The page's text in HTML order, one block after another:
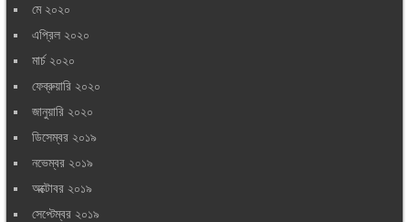
মে ২০২০
এপ্রিল ২০২০
মার্চ ২০২০
ফেব্রুয়ারি ২০২০
জানুয়ারি ২০২০
ডিসেম্বর ২০১৯
নভেম্বর ২০১৯
অক্টোবর ২০১৯
সেপ্টেম্বর ২০১৯